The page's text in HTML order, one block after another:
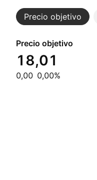
Precio objetivo
Precio objetivo
18,01
0,00 0,00%